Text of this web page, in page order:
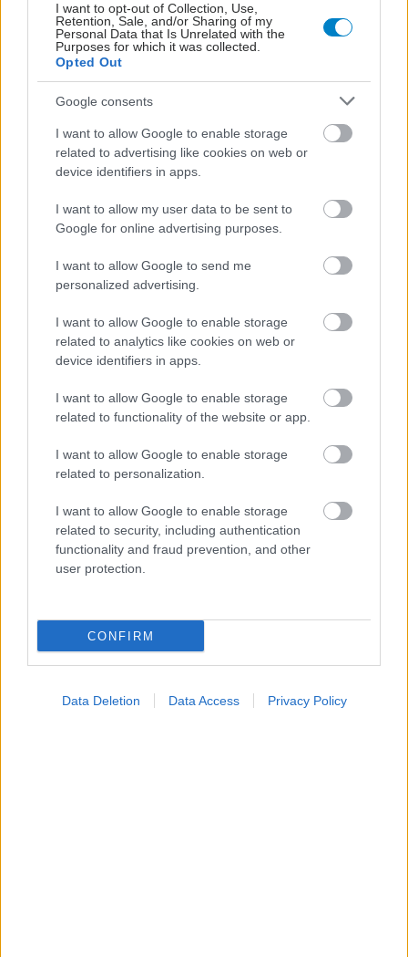
I want to opt-out of Collection, Use,
Retention, Sale, and/or Sharing of my
Personal Data that Is Unrelated with the
Purposes for which it was collected.
Opted Out
Google consents
I want to allow Google to enable storage
related to advertising like cookies on web or
device identifiers in apps.
I want to allow my user data to be sent to
Google for online advertising purposes.
I want to allow Google to send me
personalized advertising.
I want to allow Google to enable storage
related to analytics like cookies on web or
device identifiers in apps.
I want to allow Google to enable storage
related to functionality of the website or app.
I want to allow Google to enable storage
related to personalization.
I want to allow Google to enable storage
related to security, including authentication
functionality and fraud prevention, and other
user protection.
CONFIRM
Data Deletion Data Access Privacy Policy
ΜΠΕΙΤΕ ΣΤΗ ΣΥΖΗΤΗΣΗ
Loading...
Προσθήκη Σχολίου
ΣΗΜΕΡΑ ΣΤΟ IATRONET.GR
Τι ακριβώς είναι οι φυτικές ίνες και πώς λειτουργούν